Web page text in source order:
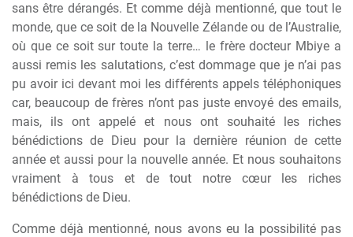
sans être dérangés. Et comme déjà mentionné, que tout le
monde, que ce soit de la Nouvelle Zélande ou de l’Australie,
où que ce soit sur toute la terre… le frère docteur Mbiye a
aussi remis les salutations, c’est dommage que je n’ai pas
pu avoir ici devant moi les différents appels téléphoniques
car, beaucoup de frères n’ont pas juste envoyé des emails,
mais, ils ont appelé et nous ont souhaité les riches
bénédictions de Dieu pour la dernière réunion de cette
année et aussi pour la nouvelle année. Et nous souhaitons
vraiment à tous et de tout notre cœur les riches
bénédictions de Dieu.
Comme déjà mentionné, nous avons eu la possibilité pas